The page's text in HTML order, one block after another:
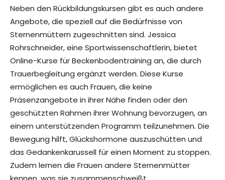
Neben den Rückbildungskursen gibt es auch andere
Angebote, die speziell auf die Bedürfnisse von
Sternenmüttern zugeschnitten sind. Jessica
Rohrschneider, eine Sportwissenschaftlerin, bietet
Online-Kurse für Beckenbodentraining an, die durch
Trauerbegleitung ergänzt werden. Diese Kurse
ermöglichen es auch Frauen, die keine
Präsenzangebote in ihrer Nähe finden oder den
geschützten Rahmen ihrer Wohnung bevorzugen, an
einem unterstützenden Programm teilzunehmen. Die
Bewegung hilft, Glückshormone auszuschütten und
das Gedankenkarussell für einen Moment zu stoppen.
Zudem lernen die Frauen andere Sternenmütter